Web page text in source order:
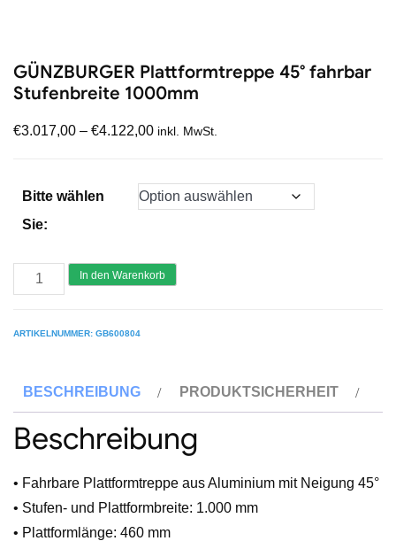
GÜNZBURGER Plattformtreppe 45° fahrbar
Stufenbreite 1000mm
€3.017,00 – €4.122,00 inkl. MwSt.
Bitte wählen
Sie:
GÜNZBURGER
Plattformtreppe
1000mm
In den Warenkorb
ARTIKELNUMMER: GB600804
BESCHREIBUNG PRODUKTSICHERHEIT
Beschreibung
• Fahrbare Plattformtreppe aus Aluminium mit Neigung 45°
• Stufen- und Plattformbreite: 1.000 mm
• Plattformlänge: 460 mm